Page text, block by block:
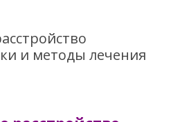
и методы лечения